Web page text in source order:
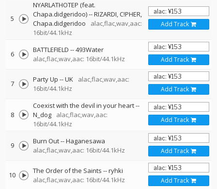
5
NYARLATHOTEP (feat.
Chapa.didgeridoo)--RIZARDI C!PHER
Chapa.didgeridoo
alac,flac,wav,aac:
16bit/44.1kHz
Add Track
6 BATTLEFIELD --493Water
alac,flac,wav,aac: 16bit/44.1kHz
Add Track
7 Party Up --UK
alac,flac,wav,aac:
16bit/44.1kHz
Add Track
8
Coexist with the devil in your heart--
N_dog
alac,flac,wav,aac:
16bit/44.1kHz
Add Track
9 Burn Out--Haganesawa
alac,flac,wav,aac: 16bit/44.1kHz
Add Track
10 The Order of the Saints --ryhki
alac,flac,wav,aac: 16bit/44.1kHz
Add Track